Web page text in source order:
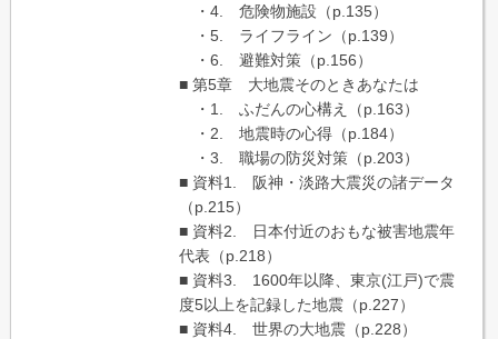
・4. 危険物施設（p.135）
・5. ライフライン（p.139）
・6. 避難対策（p.156）
■ 第5章 大地震そのときあなたは
・1. ふだんの心構え（p.163）
・2. 地震時の心得（p.184）
・3. 職場の防災対策（p.203）
■ 資料1. 阪神・淡路大震災の諸データ
（p.215）
■ 資料2. 日本付近のおもな被害地震年
代表（p.218）
■ 資料3. 1600年以降、東京(江戸)で震
度5以上を記録した地震（p.227）
■ 資料4. 世界の大地震（p.228）